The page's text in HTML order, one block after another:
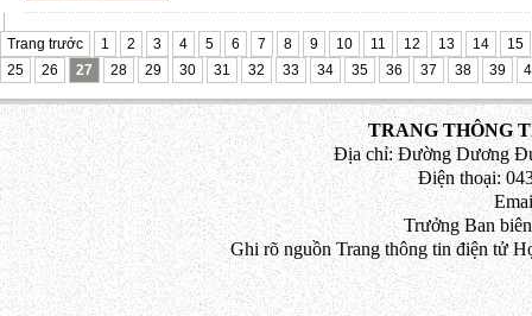
Trang trước 1 2 3 4 5 6 7 8 9 10 11 12 13 14
15
25
26 27 28 29 30 31 32 33 34 35 36 37 38 39
TRANG THÔNG
Địa chỉ: Đường Dương
Điện thoại:
Trưởng Ban
Ghi rõ nguồn Trang thông tin điện tử